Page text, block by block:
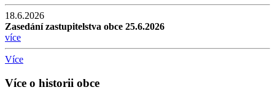
18.6.2026
Zasedání zastupitelstva obce 25.6.2026
více
Více
Více o historii obce